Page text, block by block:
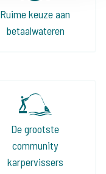
Ruime keuze aan
betaalwateren
De grootste
community
karpervissers